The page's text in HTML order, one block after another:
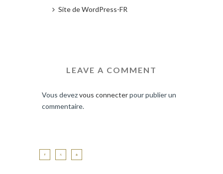
Site de WordPress-FR
LEAVE A COMMENT
Vous devezvous connecterpour publier un
commentaire.